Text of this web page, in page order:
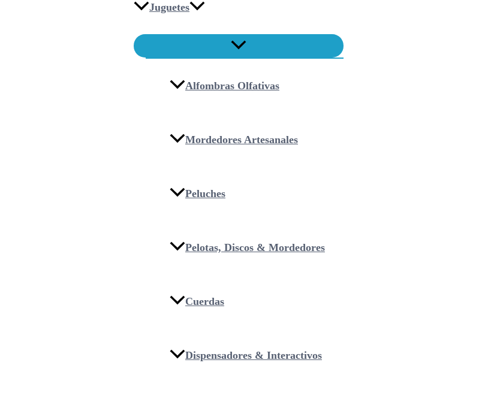
Juguetes
Alfombras Olfativas
Mordedores Artesanales
Peluches
Pelotas, Discos & Mordedores
Cuerdas
Dispensadores & Interactivos